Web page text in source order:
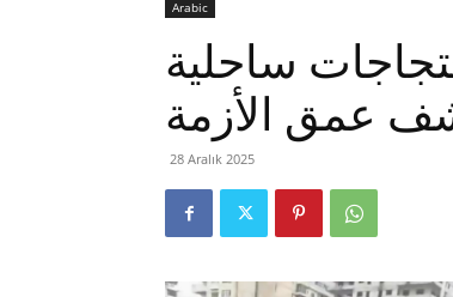
Arabic
ساحلية
عمق الأزمة
28 Aralık 2025